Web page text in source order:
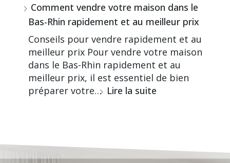
Comment vendre votre maison dans le
Bas-Rhin rapidement et au meilleur prix
Conseils pour vendre rapidement et au
meilleur prix Pour vendre votre maison
dans le Bas-Rhin rapidement et au
meilleur prix, il est essentiel de bien
préparer votre… Lire la suite